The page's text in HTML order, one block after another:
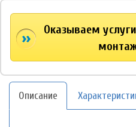
Оказываем
Описание